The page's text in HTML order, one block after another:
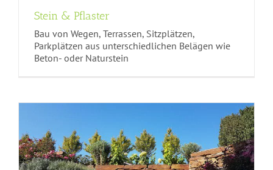
Stein & Pflaster
Bau von Wegen, Terrassen, Sitzplätzen,
Parkplätzen aus unterschiedlichen Belägen wie
Beton- oder Naturstein